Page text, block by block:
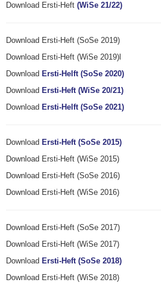
Download Ersti-Heft (WiSe 21/22)
Download Ersti-Heft (SoSe 2019)
Download Ersti-Heft (WiSe 2019)l
Download Ersti-Helft (SoSe 2020)
Download Ersti-Heft (WiSe 20/21)
Download Ersti-Helft (SoSe 2021)
Download Ersti-Heft (SoSe 2015)
Download Ersti-Heft (WiSe 2015)
Download Ersti-Heft (SoSe 2016)
Download Ersti-Heft (WiSe 2016)
Download Ersti-Heft (SoSe 2017)
Download Ersti-Heft (WiSe 2017)
Download Ersti-Heft (SoSe 2018)
Download Ersti-Heft (WiSe 2018)